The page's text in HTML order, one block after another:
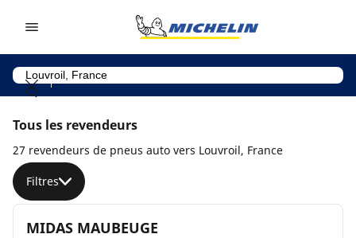
Tous les revendeurs
27 revendeurs de pneus auto vers Louvroil, France
Filtres
MIDAS MAUBEUGE